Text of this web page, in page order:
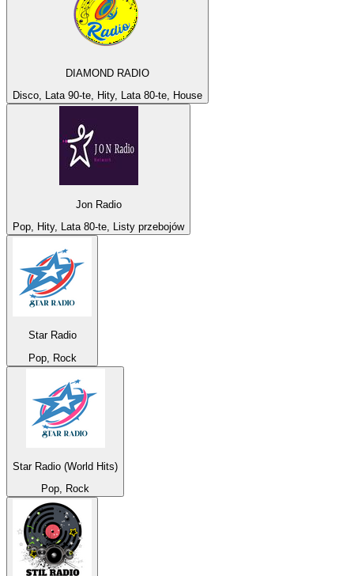
DIAMOND RADIO
Disco, Lata 90-te, Hity, Lata 80-te, House
Jon Radio
Pop, Hity, Lata 80-te, Listy przebojów
Star Radio
Pop, Rock
Star Radio (World Hits)
Pop, Rock